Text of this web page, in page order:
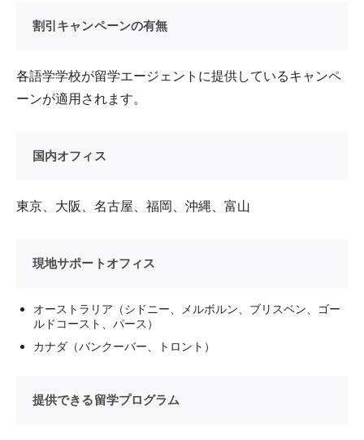
割引キャンペーンの有無
各語学学校が留学エージェントに提供しているキャンペ
ーンが適用されます。
国内オフィス
東京、大阪、名古屋、福岡、沖縄、富山
現地サポートオフィス
オーストラリア（シドニー、メルボルン、ブリスベン、ゴー
ルドコースト、パース）
カナダ（バンクーバー、トロント）
提供できる留学プログラム